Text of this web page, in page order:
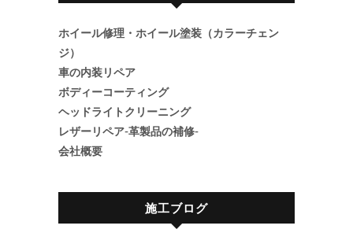
ホイール修理・ホイール塗装（カラーチェン
ジ）
車の内装リペア
ボディーコーティング
ヘッドライトクリーニング
レザーリペア-革製品の補修-
会社概要
施工ブログ